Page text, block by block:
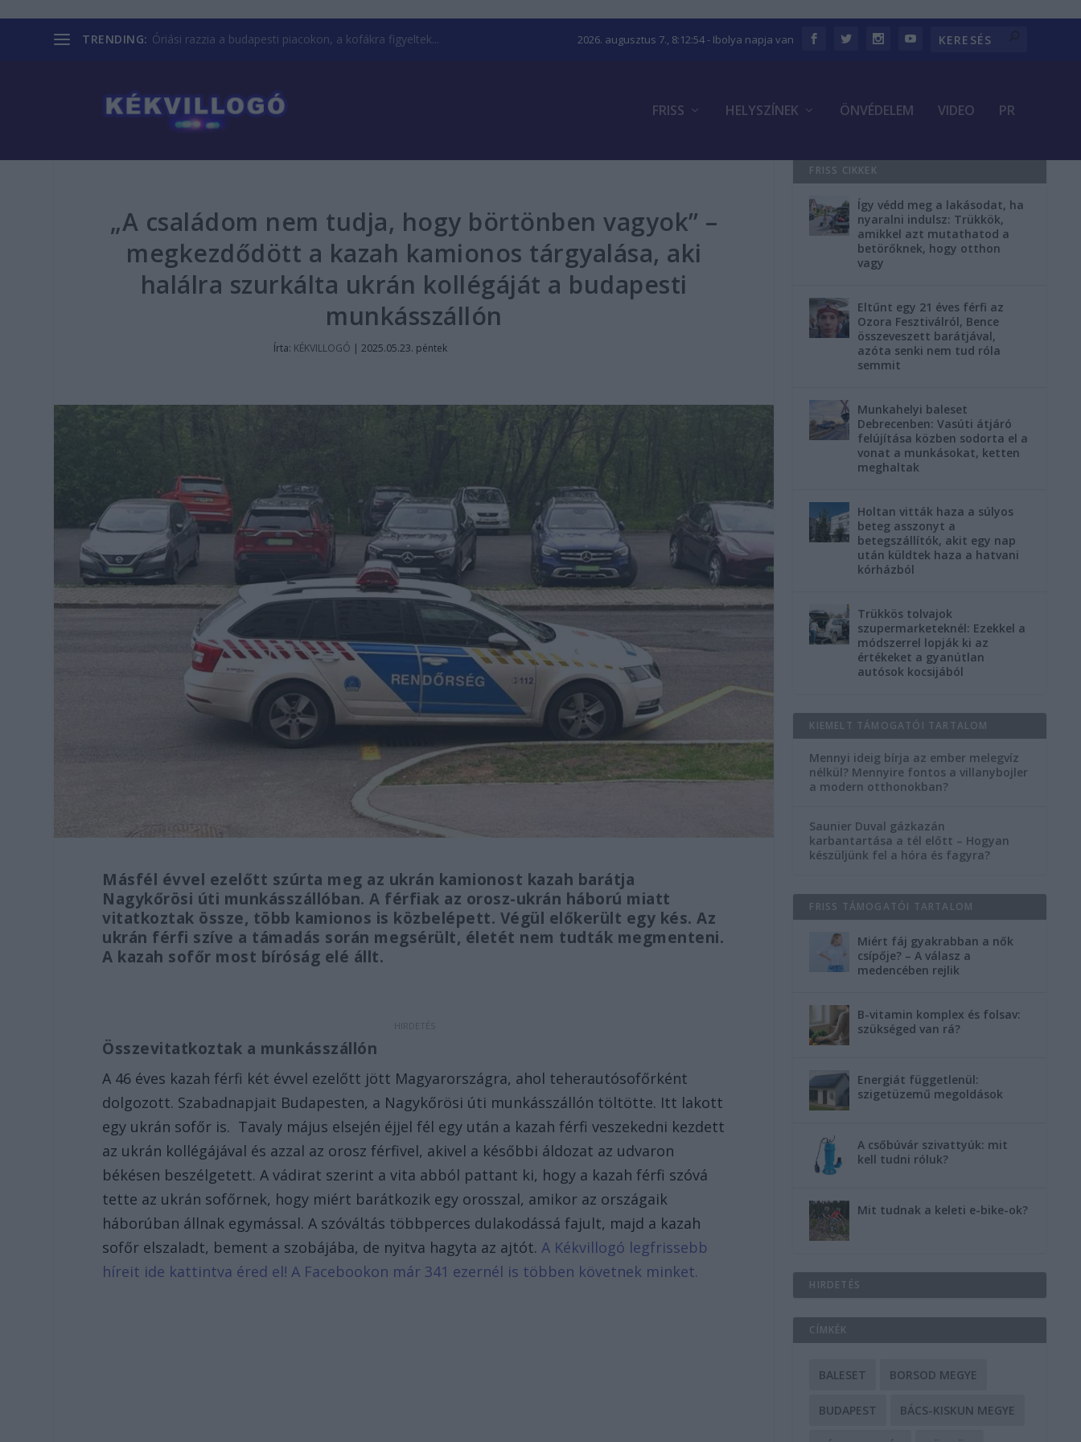
TRENDING: Óriási razzia a budapesti piacokon, a kofákra figyeltek... 2026. augusztus 7., 8:12:55- Ibolya napja van
FRISS HELYSZÍNEK ÖNVÉDELEM VIDEO PR
„A családom nem tudja, hogy börtönben vagyok” –
megkezdődött a kazah kamionos tárgyalása, aki
halálra szurkálta ukrán kollégáját a budapesti
munkásszállón
Írta: KÉKVILLOGÓ |2025.05.23. péntek
Másfél évvel ezelőtt szúrta meg az ukrán kamionost kazah barátja
Nagykőrösi úti munkásszállóban. A férfiak az orosz-ukrán háború miatt
vitatkoztak össze, több kamionos is közbelépett. Végül előkerült egy kés. Az
ukrán férfi szíve a támadás során megsérült, életét nem tudták megmenteni.
A kazah sofőr most bíróság elé állt.
Összevitatkoztak a munkásszállón
A 46 éves kazah férfi két évvel ezelőtt jött Magyarországra, ahol teherautósofőrként
dolgozott. Szabadnapjait Budapesten, a Nagykőrösi úti munkásszállón töltötte. Itt lakott
egy ukrán sofőr is. Tavaly május elsején éjjel fél egy után a kazah férfi veszekedni kezdett
az ukrán kollégájával és azzal az orosz férfivel, akivel a későbbi áldozat az udvaron
békésen beszélgetett. A vádirat szerint a vita abból pattant ki, hogy a kazah férfi szóvá
tette az ukrán sofőrnek, hogy miért barátkozik egy orosszal, amikor az országaik
háborúban állnak egymással. A szóváltás többperces dulakodássá fajult, majd a kazah
sofőr elszaladt, bement a szobájába, de nyitva hagyta az ajtót.A Kékvillogó legfrissebb
híreit ide kattintva éred el! A Facebookon már 341 ezernél is többen követnek minket.
FRISS CIKKEK
Így védd meg a lakásodat, ha
nyaralni indulsz: Trükkök,
amikkel azt mutathatod a
betörőknek, hogy otthon
vagy
Eltűnt egy 21 éves férfi az
Ozora Fesztiválról, Bence
összeveszett barátjával,
azóta senki nem tud róla
semmit
Munkahelyi baleset
Debrecenben: Vasúti átjáró
felújítása közben sodorta el a
vonat a munkásokat, ketten
meghaltak
Holtan vitták haza a súlyos
beteg asszonyt a
betegszállítók, akit egy nap
után küldtek haza a hatvani
kórházból
Trükkös tolvajok
szupermarketeknél: Ezekkel a
módszerrel lopják ki az
értékeket a gyanútlan
autósok kocsijából
KIEMELT TÁMOGATÓI TARTALOM
Mennyi ideig bírja az ember melegvíz
nélkül? Mennyire fontos a villanybojler
a modern otthonokban?
Saunier Duval gázkazán
karbantartása a tél előtt – Hogyan
készüljünk fel a hóra és fagyra?
FRISS TÁMOGATÓI TARTALOM
Miért fáj gyakrabban a nők
csípője? – A válasz a
medencében rejlik
B-vitamin komplex és folsav:
szükséged van rá?
Energiát függetlenül:
szigetüzemű megoldások
A csőbúvár szivattyúk: mit
kell tudni róluk?
Mit tudnak a keleti e-bike-ok?
HIRDETÉS
CÍMKÉK
BALESET BORSOD MEGYE
BUDAPEST BÁCS-KISKUN MEGYE